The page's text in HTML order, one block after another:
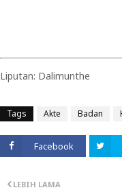
Liputan: Dalimunthe
Tags Akte Badan
Facebook
LEBIH LAMA